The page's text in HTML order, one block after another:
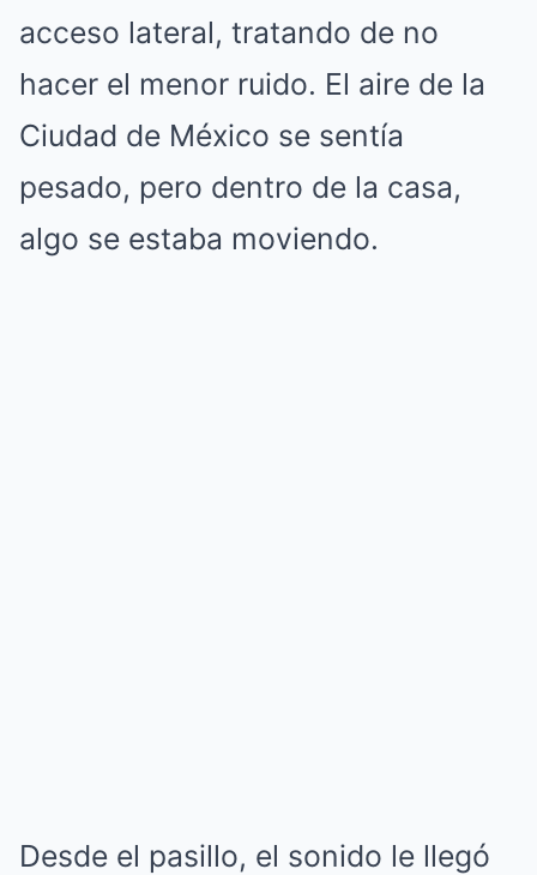
acceso lateral, tratando de no
hacer el menor ruido. El aire de la
Ciudad de México se sentía
pesado, pero dentro de la casa,
algo se estaba moviendo.
Desde el pasillo, el sonido le llegó